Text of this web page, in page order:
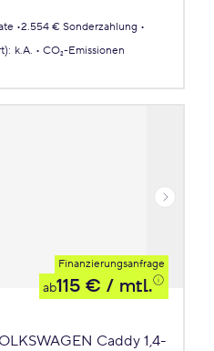
2.554 € Sonderzahlung
: k.A.
CO₂-Emissionen
Finanzierungsanfrage
ab115 € / mtl.
Caddy 1,4-